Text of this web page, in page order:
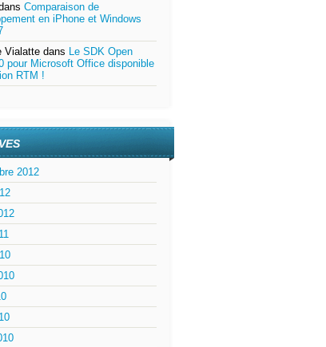
Comparaison de
en iPhone et Windows
Vialatte dans Le SDK Open
pour Microsoft Office disponible
RTM !
2012